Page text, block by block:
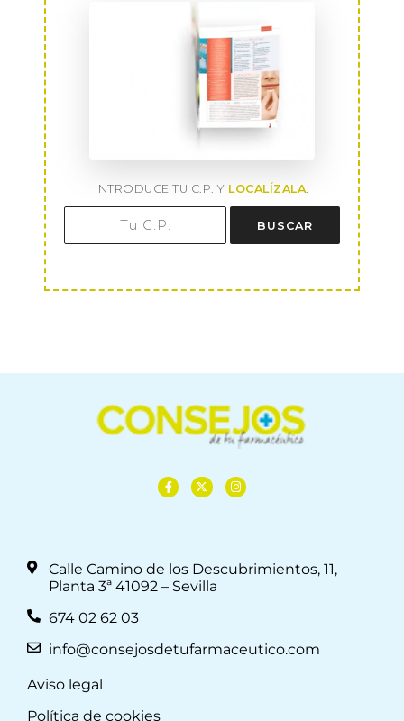
INTRODUCE TU C.P. Y LOCALÍZALA:
BUSCAR
Calle Camino de los Descubrimientos, 11,
Planta 3ª 41092 – Sevilla
674 02 62 03
info@consejosdetufarmaceutico.com
Aviso legal
Política de cookies